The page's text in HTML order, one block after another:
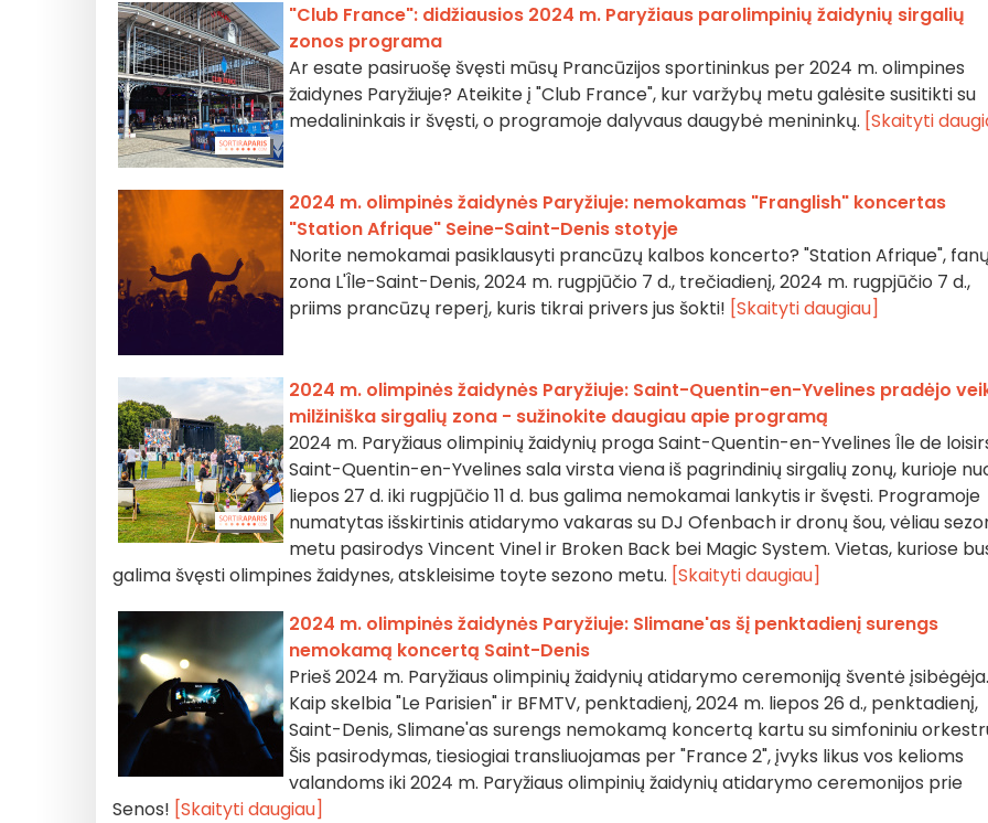
"Club France": didžiausios 2024 m. Paryžiaus parolimpinių žaidynių sirgalių
zonos programa
Ar esate pasiruošę švęsti mūsų Prancūzijos sportininkus per 2024 m. olimpines
žaidynes Paryžiuje? Ateikite į "Club France", kur varžybų metu galėsite susitikti su
medalininkais ir švęsti, o programoje dalyvaus daugybė menininkų. [Skaityti
2024 m. olimpinės žaidynės Paryžiuje: nemokamas "Franglish" koncertas
"Station Afrique" Seine-Saint-Denis stotyje
Norite nemokamai pasiklausyti prancūzų kalbos koncerto? "Station Afrique",
zona L'Île-Saint-Denis, 2024 m. rugpjūčio 7 d., trečiadienį, 2024 m. rugpjūčio 7 d.,
priims prancūzų reperį, kuris tikrai privers jus šokti! [Skaityti daugiau]
2024 m. olimpinės žaidynės Paryžiuje: Saint-Quentin-en-Yvelines pradėjo
milžiniška sirgalių zona - sužinokite daugiau apie programą
2024 m. Paryžiaus olimpinių žaidynių proga Saint-Quentin-en-Yvelines Île de
Saint-Quentin-en-Yvelines sala virsta viena iš pagrindinių sirgalių zonų, kurioje
liepos 27 d. iki rugpjūčio 11 d. bus galima nemokamai lankytis ir švęsti. Programoje
numatytas išskirtinis atidarymo vakaras su DJ Ofenbach ir dronų šou, vėliau
metu pasirodys Vincent Vinel ir Broken Back bei Magic System. Vietas, kuriose
galima švęsti olimpines žaidynes, atskleisime toyte sezono metu. [Skaityti daugiau]
2024 m. olimpinės žaidynės Paryžiuje: Slimane'as šį penktadienį surengs
nemokamą koncertą Saint-Denis
Prieš 2024 m. Paryžiaus olimpinių žaidynių atidarymo ceremoniją šventė įsibėgėja.
Kaip skelbia "Le Parisien" ir BFMTV, penktadienį, 2024 m. liepos 26 d., penktadienį,
Saint-Denis, Slimane'as surengs nemokamą koncertą kartu su simfoniniu
Šis pasirodymas, tiesiogiai transliuojamas per "France 2", įvyks likus vos kelioms
valandoms iki 2024 m. Paryžiaus olimpinių žaidynių atidarymo ceremonijos prie
Senos! [Skaityti daugiau]